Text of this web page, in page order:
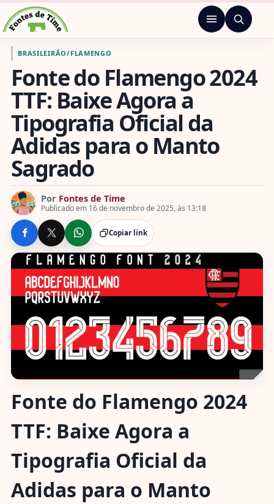
Pular para o conteúdo
Ir para a página inicial de Fontes de Time
Menu
BRASILEIRÃO/FLAMENGO
Fonte do Flamengo 2024
TTF: Baixe Agora a
Tipografia Oficial da
Adidas para o Manto
Sagrado
Por Fontes de Time
Publicado em 16 de novembro de 2025, às 13:18
COMPARTILHE Copiar link
Fonte do Flamengo 2024
TTF: Baixe Agora a
Tipografia Oficial da
Adidas para o Manto